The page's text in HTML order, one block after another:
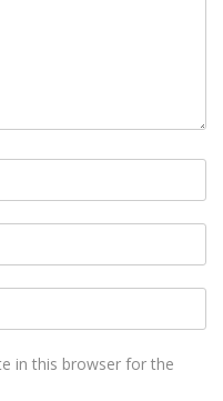
in this browser for the